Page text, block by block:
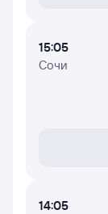
15:05
Сочи
14:05